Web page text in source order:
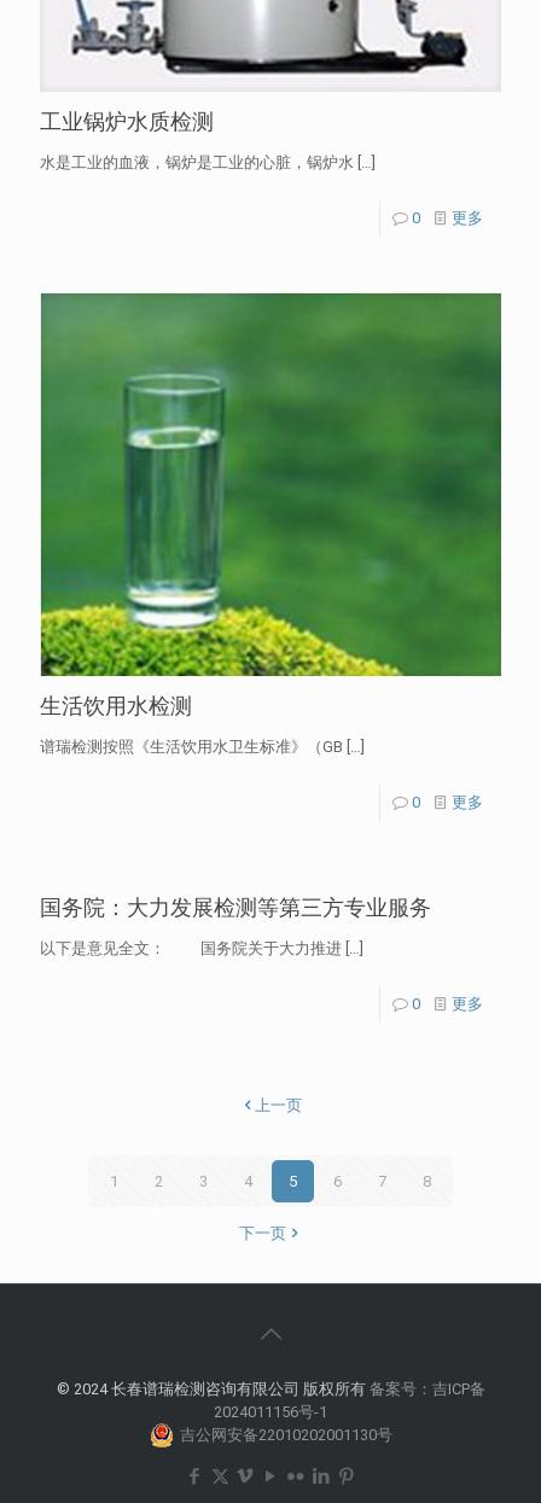
工业锅炉水质检测
水是工业的血液，锅炉是工业的心脏，锅炉水 […]
0 更多
生活饮用水检测
谱瑞检测按照《生活饮用水卫生标准》（GB […]
0 更多
国务院：大力发展检测等第三方专业服务
以下是意见全文： 国务院关于大力推进 […]
0 更多
上一页
1 2 3 4 5 6 7 8
下一页
© 2024 长春谱瑞检测咨询有限公司 版权所有 备案号：吉ICP备
2024011156号-1
吉公网安备22010202001130号